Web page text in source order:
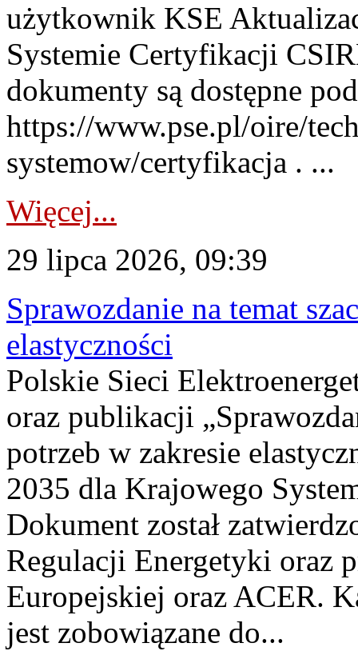
użytkownik KSE
Systemie Certyfikacji
dokumenty są dostępne
https://www.pse.pl/oire/
systemow/certyfikacja . ...
Więcej...
29 lipca 2026, 09:39
Sprawozdanie na temat
elastyczności
Polskie Sieci
oraz publikacji
potrzeb w zakresie
2035 dla Krajowego
Dokument został
Regulacji Energetyki oraz
Europejskiej oraz ACER.
jest zobowiązane do...